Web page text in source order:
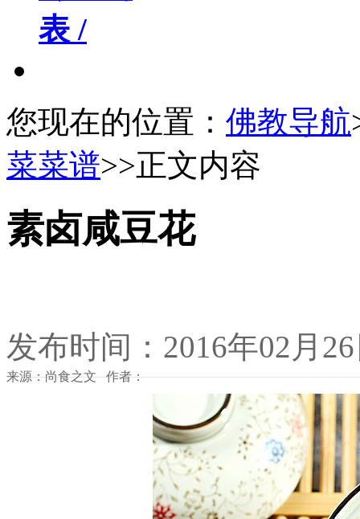
表 /
您现在的位置： 佛教导航
菜菜谱>>正文内容
素卤咸豆花
发布时间：2016年02月
来源：尚食之文 作者：